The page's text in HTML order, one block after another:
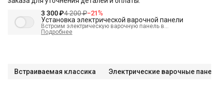
3 300 ₽4 200 ₽−21%
Установка электрической варочной панели
Встроим электрическую варочную панель в
подготовленное место и подключим к электрике.
В стоимость входит:
Распаковка и визуальный осмотр
Подробнее
Встраиваемая классика Электрические варочные